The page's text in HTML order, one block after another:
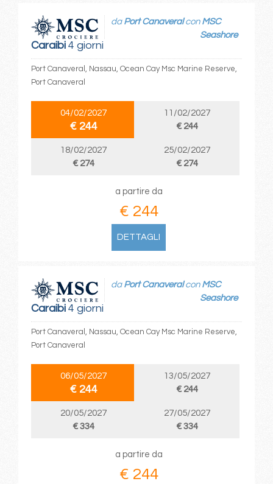
Caraibi4 giorni
da Port Canaveralcon MSC
Seashore
Port Canaveral, Nassau, Ocean Cay Msc Marine Reserve,
Port Canaveral
04/02/2027
€ 244
11/02/2027
€ 244
18/02/2027
€ 274
25/02/2027
€ 274
a partire da
€ 244
DETTAGLI
Caraibi4 giorni
da Port Canaveralcon MSC
Seashore
Port Canaveral, Nassau, Ocean Cay Msc Marine Reserve,
Port Canaveral
06/05/2027
€ 244
13/05/2027
€ 244
20/05/2027
€ 334
27/05/2027
€ 334
a partire da
€ 244